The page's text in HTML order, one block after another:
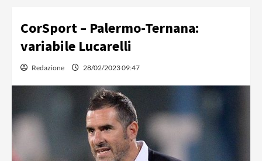
CorSport – Palermo-Ternana:
variabile Lucarelli
Redazione 28/02/2023 09:47